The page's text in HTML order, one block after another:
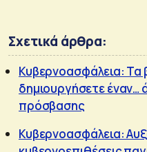
Σχετικά άρθρα:
Κυβερνοασφάλεια: Τα
δημιουργήσετε
πρόσβασης
Κυβερνοασφάλεια: